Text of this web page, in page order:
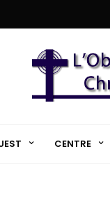
CENTRE